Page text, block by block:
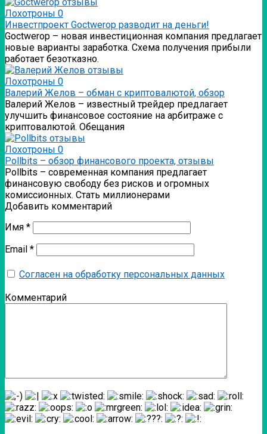
Лохотроны 0
Инвестпроект Goctwerop разводит на деньги!
Goctwerop – новая инвестиционная компания предлагает
новые варианты заработка. Схема получения прибыли
работает безотказно.
Лохотроны 0
Валерий Желов – обман с криптовалютой, обзор
Валерий Желов – известный трейдер предлагает
улучшить финансовое состояние на арбитраже с
криптовалютой. Обещания
Лохотроны 0
Pollbits – обзор финансового проекта, отзывы
Pollbits – современная компания предлагает
финансовую свободу без рисков и огромных
комиссионных. Стать миллионерами
Добавить комментарий
Имя *
Email *
Согласен на обработку персональных данных
Комментарий